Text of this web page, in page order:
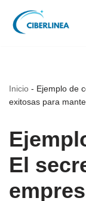
Saltar
Inicio - Ejemplo de
exitosas para
El